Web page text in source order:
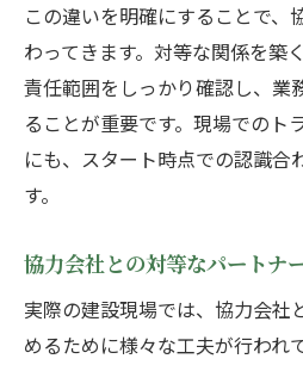
この違いを明確にすることで、
わってきます。対等な関係を築
責任範囲をしっかり確認し、業
ることが重要です。現場でのト
にも、スタート時点での認識合
す。
協力会社との対等なパートナ
実際の建設現場では、協力会社
めるために様々な工夫が行われ